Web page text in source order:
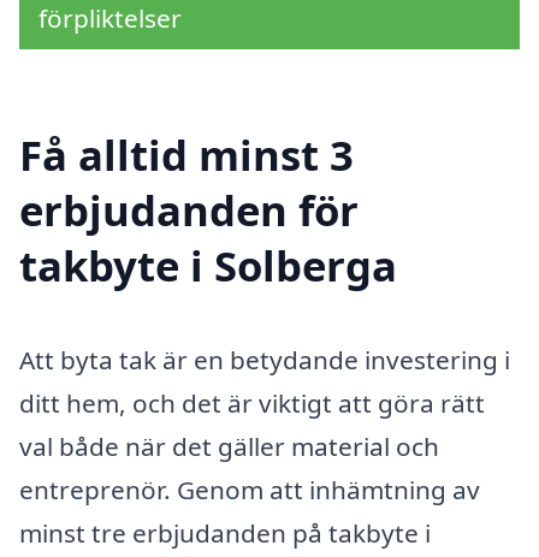
förpliktelser
Få alltid minst 3
erbjudanden för
takbyte i Solberga
Att byta tak är en betydande investering i
ditt hem, och det är viktigt att göra rätt
val både när det gäller material och
entreprenör. Genom att inhämtning av
minst tre erbjudanden på takbyte i